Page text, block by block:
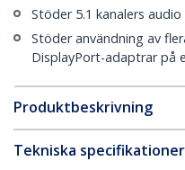
Stöder 5.1 kanalers audio
Stöder användning av
DisplayPort-adaptrar på
Produktbeskrivning
Tekniska specifikationer